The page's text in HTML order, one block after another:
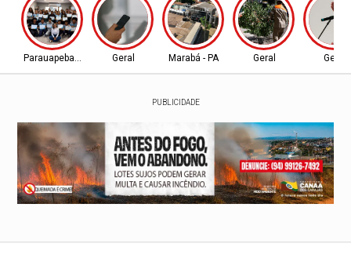
Parauapebas - PA Geral Marabá - PA Geral Geral
PUBLICIDADE